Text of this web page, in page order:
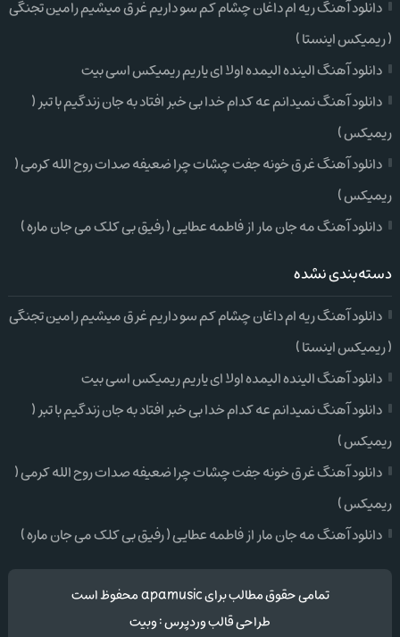
دانلود آهنگ ریه ام داغان چشام کم سو داریم غرق میشیم رامین تجنگی
( ریمیکس اینستا )
دانلود آهنگ الینده الیمده اولا ای یاریم ریمیکس اسی بیت
دانلود آهنگ نمیدانم عه کدام خدا بی خبر افتاد به جان زندگیم با تبر (
ریمیکس )
دانلود آهنگ غرق خونه جفت چشات چرا ضعیفه صدات روح الله کرمی (
ریمیکس )
دانلود آهنگ مه جان مار از فاطمه عطایی ( رفیق بی کلک می جان ماره )
دسته‌بندی نشده
دانلود آهنگ ریه ام داغان چشام کم سو داریم غرق میشیم رامین تجنگی
( ریمیکس اینستا )
دانلود آهنگ الینده الیمده اولا ای یاریم ریمیکس اسی بیت
دانلود آهنگ نمیدانم عه کدام خدا بی خبر افتاد به جان زندگیم با تبر (
ریمیکس )
دانلود آهنگ غرق خونه جفت چشات چرا ضعیفه صدات روح الله کرمی (
ریمیکس )
دانلود آهنگ مه جان مار از فاطمه عطایی ( رفیق بی کلک می جان ماره )
تمامی حقوق مطالب برای apamusic محفوظ است
طراحی قالب وردپرس:وبیت